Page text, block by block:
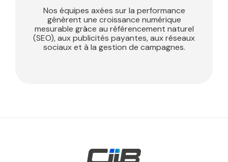
Nos équipes axées sur la performance
génèrent une croissance numérique
mesurable grâce au référencement naturel
(SEO), aux publicités payantes, aux réseaux
sociaux et à la gestion de campagnes.